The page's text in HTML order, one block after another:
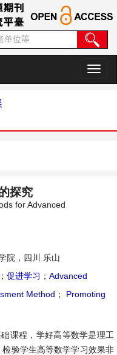
切
换
探究
for Advanced
院，四川 乐山
； 促进学习 ； Advanced
Method ；
Promoting
课程，学好高等数学是理工
验学生高等数学学习效果非